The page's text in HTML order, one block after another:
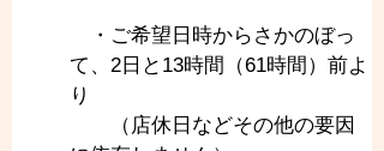
・ご希望日時からさかのぼっ
て、2日と13時間（61時間）前よ
り
（店休日などその他の要因